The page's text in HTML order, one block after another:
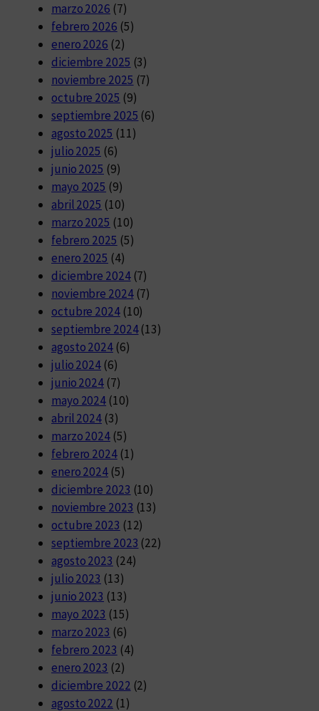
marzo 2026 (7)
febrero 2026 (5)
enero 2026 (2)
diciembre 2025 (3)
noviembre 2025 (7)
octubre 2025 (9)
septiembre 2025 (6)
agosto 2025 (11)
julio 2025 (6)
junio 2025 (9)
mayo 2025 (9)
abril 2025 (10)
marzo 2025 (10)
febrero 2025 (5)
enero 2025 (4)
diciembre 2024(7)
noviembre 2024(7)
octubre 2024(10)
septiembre 2024(13)
agosto 2024(6)
julio 2024 (6)
junio 2024 (7)
mayo 2024 (10)
abril 2024 (3)
marzo 2024 (5)
febrero 2024(1)
enero 2024 (5)
diciembre 2023 (10)
noviembre 2023 (13)
octubre 2023 (12)
septiembre 2023 (22)
agosto 2023 (24)
julio 2023 (13)
junio 2023 (13)
mayo 2023 (15)
marzo 2023 (6)
febrero 2023 (4)
enero 2023 (2)
diciembre 2022 (2)
agosto 2022 (1)